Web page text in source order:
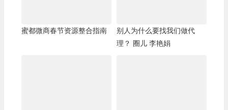
蜜都微商春节资源整合指南
别人为什么要找我们做代
理？ 圈儿 李艳娟